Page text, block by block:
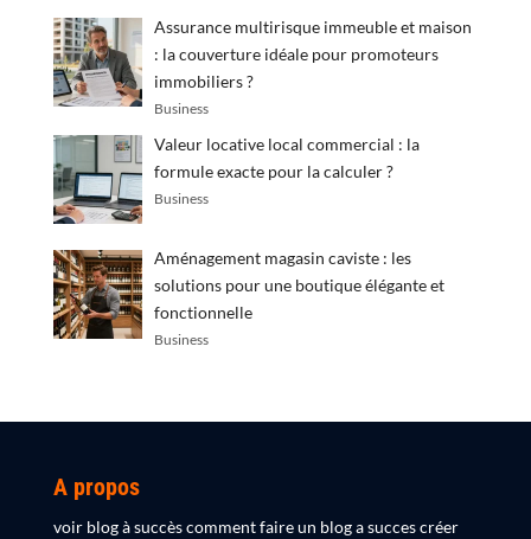
Assurance multirisque immeuble et maison
: la couverture idéale pour promoteurs
immobiliers ?
Business
Valeur locative local commercial : la
formule exacte pour la calculer ?
Business
Aménagement magasin caviste : les
solutions pour une boutique élégante et
fonctionnelle
Business
A propos
voir blog à succès comment faire un blog a succes créer